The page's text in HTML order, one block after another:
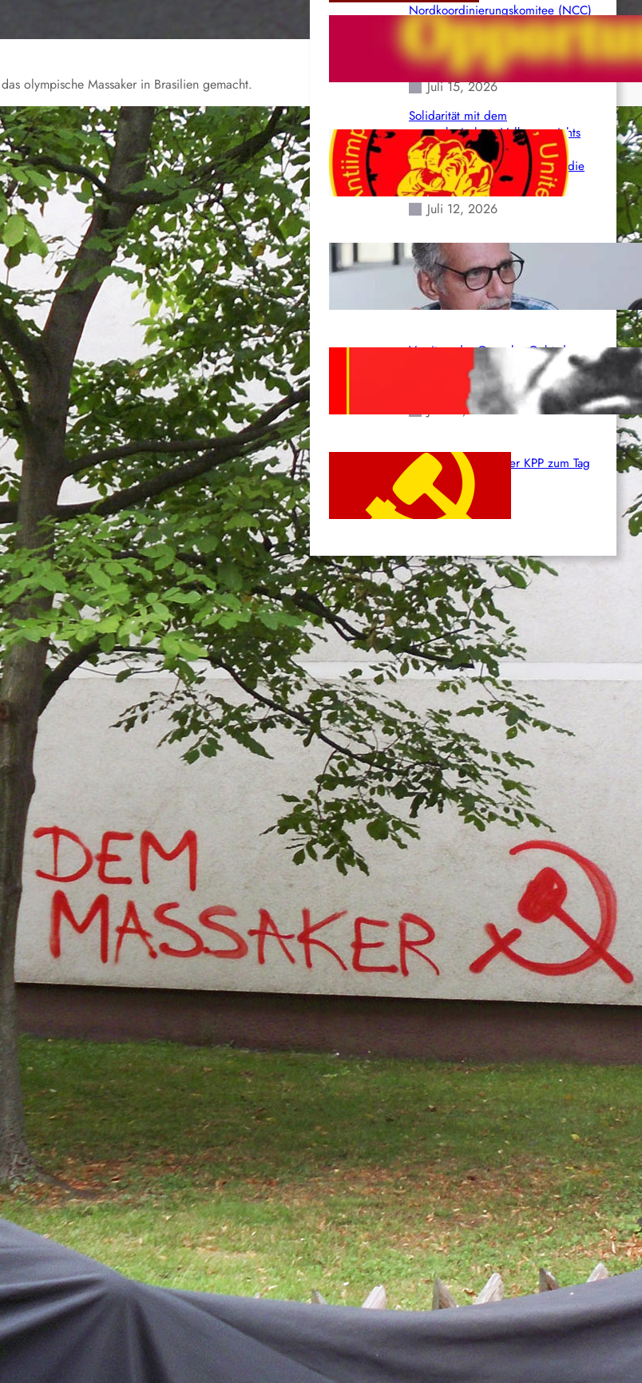
olympische Massaker in Brasilien gemacht.
Nordkoordinierungskomitee (NCC)
der Kommunistischen Partei Indiens
(Maoistisch): Postmoderner
Opportunismus
Juli 15, 2026
Solidarität mit dem
venezolanischem Volk angesichts
der verlorenen Leben und der
katastrophalen Situation durch die
Erdbeben des 24. Juni!
Juli 12, 2026
Indien: „Die Politik der
Kapitulation“ von K. Murali (Ajith)
Juli 1, 2026
Vorsitzender Gonzalo: Gebt das
Leben für die Partei und die
Juni 19, 2026
Beschluss des ZK der KPP zum Tag
des Heldentums
Juni 19, 2026